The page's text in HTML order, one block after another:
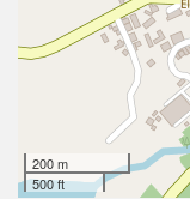
200 m
500 ft